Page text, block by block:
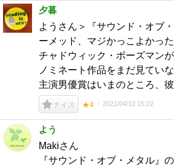
夕暮
ようさん＞『サウンド・オブ
ーメッド、マジかっこよかっ
チャドウィック・ボーズマン
ノミネート作品をまだ見てい
主演男優賞はいまのところ、
ナイス ★4 2021/04/10 15:22
よう
Makiさん
『サウンド・オブ・メタル』